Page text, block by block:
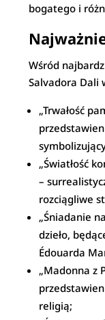
bogatego i
Wśród
Salvadora Dali
„Trwałość
„Światłość
–
rozciągliwe
„Śniadanie
dzieło,
Édouarda
„Madonna z
religią;